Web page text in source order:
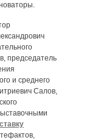
председатель
и среднего
Салов,